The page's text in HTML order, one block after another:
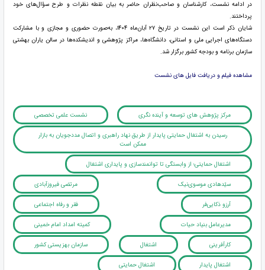
در ادامه نشست، کارشناسان و صاحب‌نظران حاضر به بیان نقطه ‌نظرات و طرح سؤال‌های خود
پرداختند.
شایان ذکر است این نشست در تاریخ ۲۷ آبان‌ماه ۱۴۰۴، به‌صورت حضوری و مجازی و با مشارکت
دستگاه‌های اجرایی ملی و استانی، دانشگاه‌ها، مراکز پژوهشی و اندیشکده‌ها در سالن یاران بهشتی
سازمان برنامه و بودجه کشور برگزار شد.
مشاهده فیلم و دریافت فایل های نشست
مرکز پژوهش های توسعه و آینده نگری نشست علمی تخصصی
رسیدن به اشتغال حمایتی پایدار از طریق نهاد راهبری و اتصال مددجویان به بازار
ممکن است
اشتغال حمایتی؛ از وابستگی تا توانمندسازی و پایداری اشتغال
سیّدهادی موسوی‌نیک مرتضی فیروزآبادی
آرزو ذکایی‌فر فقر و رفاه اجتماعی
مدیرعامل بنیاد حیات کمیته امداد امام خمینی
کارآفرینی اشتغال سازمان بهزیستی کشور
اشتغال پایدار اشتغال حمایتی